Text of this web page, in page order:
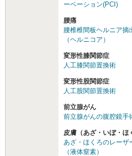
ーベーション(PCI)
腰痛
腰椎椎間板ヘルニア摘
（ヘルニコア）
変形性膝関節症
人工膝関節置換術
変形性股関節症
人工股関節置換術
前立腺がん
前立腺がんの腹腔鏡手
皮膚（あざ・いぼ・ほ
あざ・ほくろのレーザ
（液体窒素）